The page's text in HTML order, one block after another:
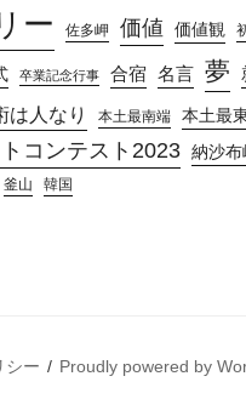
ー 佐多岬 価値 価値観
卒業記念行事 合宿 名言 夢
は人なり 本土最南端 本土最
コンテスト2023 納沙布
釜山 韓国
シー Proudly powered by